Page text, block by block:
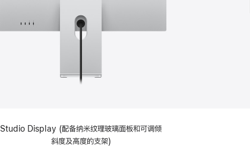
Studio Display (配备纳米纹理玻璃面板和可调倾
斜度及高度的支架)